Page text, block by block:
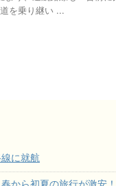
を乗り継い ...
に就航
から初夏の旅行が激安！